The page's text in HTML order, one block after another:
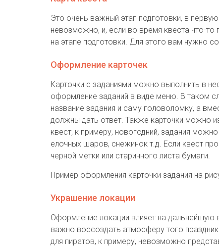
Это очень важный этап подготовки, в
невозможно, и, если во время квеста что-
на этапе подготовки. Для этого вам нужно
Оформление карточек
Карточки с заданиями можно выполнить в
оформление заданий в виде меню. В таком
название задания и саму головоломку, а
должны дать ответ. Также карточки можно
квест, к примеру, новогодний, задания
елочных шаров, снежинок т.д. Если квест
черной метки или старинного листа бумаги.
Пример оформления карточки задания на
Украшение локации
Оформление локации влияет на дальнейшую
важно воссоздать атмосферу того
для пиратов, к примеру, невозможно